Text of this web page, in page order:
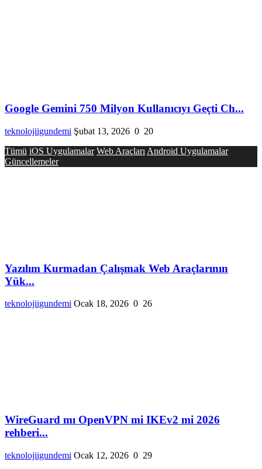
Google Gemini 750 Milyon Kullanıcıyı Geçti Ch...
teknolojiigundemi Şubat 13, 2026 0 20
Tümü iOS Uygulamalar Web Araçları Android Uygulamalar
Güncellemeler
Yazılım Kurmadan Çalışmak Web Araçlarının
Yük...
teknolojiigundemi Ocak 18, 2026 0 26
WireGuard mı OpenVPN mi IKEv2 mi 2026
rehberi...
teknolojiigundemi Ocak 12, 2026 0 29